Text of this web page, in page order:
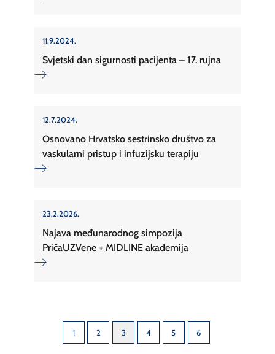
11.9.2024.
Svjetski dan sigurnosti pacijenta – 17. rujna
12.7.2024.
Osnovano Hrvatsko sestrinsko društvo za
vaskularni pristup i infuzijsku terapiju
23.2.2026.
Najava međunarodnog simpozija
PričaUZVene + MIDLINE akademija
1 2 3 4 5 6